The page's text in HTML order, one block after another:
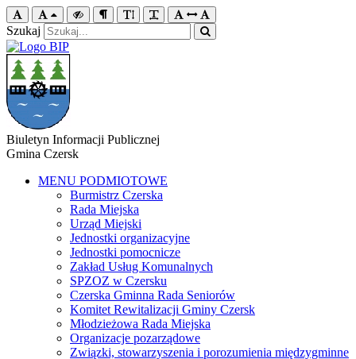
Szukaj
Biuletyn Informacji Publicznej
Gmina Czersk
MENU PODMIOTOWE
Burmistrz Czerska
Rada Miejska
Urząd Miejski
Jednostki organizacyjne
Jednostki pomocnicze
Zakład Usług Komunalnych
SPZOZ w Czersku
Czerska Gminna Rada Seniorów
Komitet Rewitalizacji Gminy Czersk
Młodzieżowa Rada Miejska
Organizacje pozarządowe
Związki, stowarzyszenia i porozumienia międzygminne